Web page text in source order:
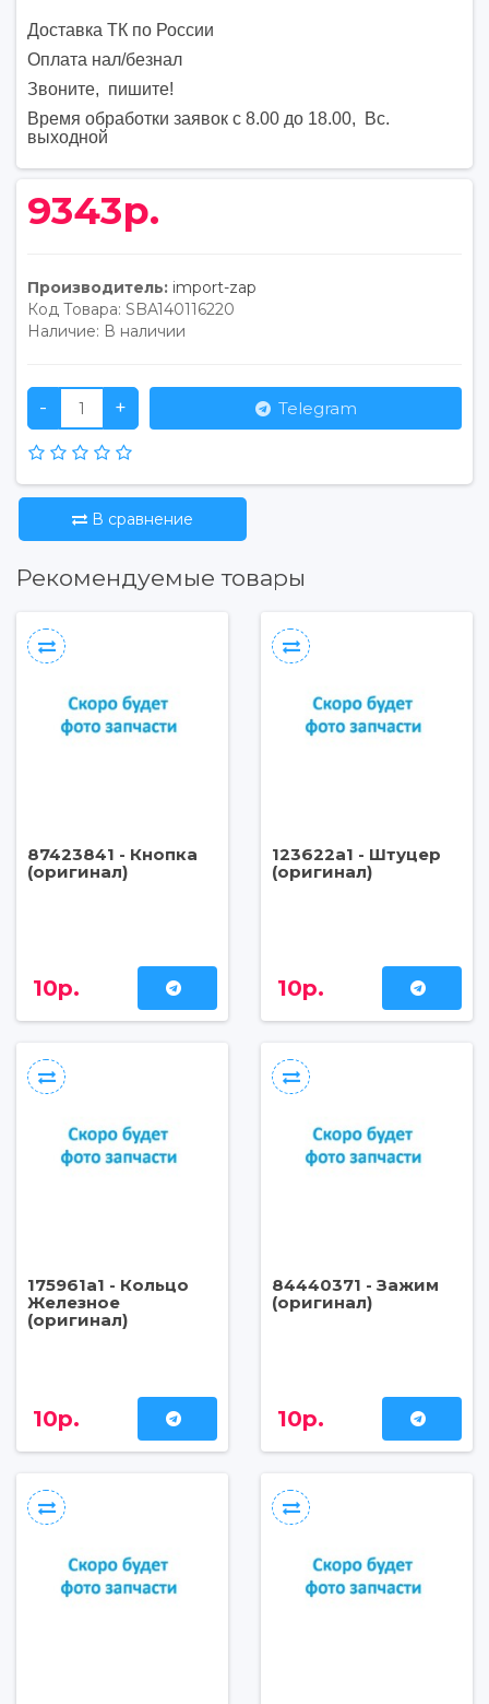
Доставка ТК по России
Оплата нал/безнал
Звоните, пишите!
Время обработки заявок с 8.00 до 18.00, Вс.
выходной
9343р.
Производитель: import-zap
Код Товара: SBA140116220
Наличие: В наличии
- + Telegram
В сравнение
Рекомендуемые товары
87423841 - Кнопка
(оригинал)
10р.
123622a1 - Штуцер
(оригинал)
10р.
175961a1 - Кольцо
Железное
(оригинал)
10р.
84440371 - Зажим
(оригинал)
10р.